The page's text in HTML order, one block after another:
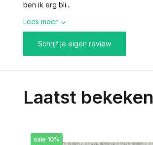
ben ik erg bli...
Lees meer
Schrijf je eigen review
Laatst bekeken
sale 10%